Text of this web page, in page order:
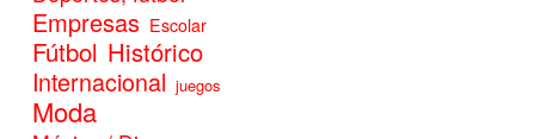
Empresas Escolar
Fútbol Histórico
Internacional juegos
Moda